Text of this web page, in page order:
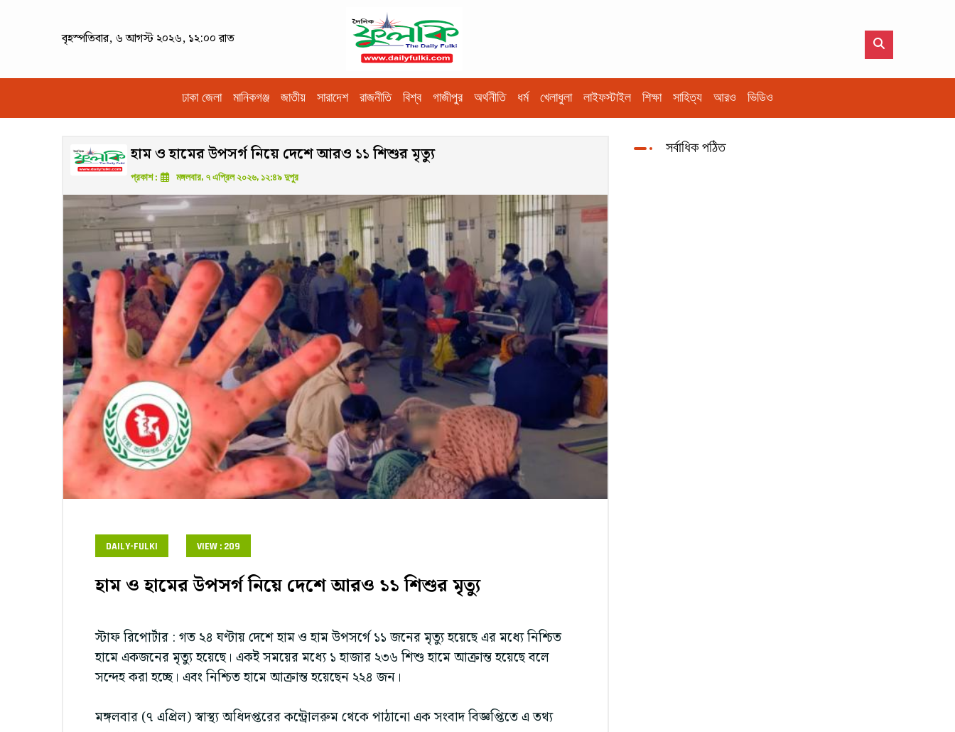
বৃহস্পতিবার, ৬ আগস্ট ২০২৬, ১২:০০ রাত
ঢাকা জেলা মানিকগঞ্জ জাতীয় সারাদেশ রাজনীতি বিশ্ব গাজীপুর অর্থনীতি ধর্ম খেলাধুলা লাইফস্টাইল শিক্ষা সাহিত্য আরও ভিডিও
হাম ও হামের উপসর্গ নিয়ে দেশে আরও ১১ শিশুর মৃত্যু
প্রকাশ : মঙ্গলবার, ৭ এপ্রিল ২০২৬, ১২:৪৯ দুপুর
DAILY-FULKI VIEW : 209
হাম ও হামের উপসর্গ নিয়ে দেশে আরও ১১ শিশুর মৃত্যু
স্টাফ রিপোর্টার : গত ২৪ ঘণ্টায় দেশে হাম ও হাম উপসর্গে ১১ জনের মৃত্যু হয়েছে এর মধ্যে নিশ্চিত
হামে একজনের মৃত্যু হয়েছে। একই সময়ের মধ্যে ১ হাজার ২৩৬ শিশু হামে আক্রান্ত হয়েছে বলে
সন্দেহ করা হচ্ছে। এবং নিশ্চিত হামে আক্রান্ত হয়েছেন ২২৪ জন।
মঙ্গলবার (৭ এপ্রিল) স্বাস্থ্য অধিদপ্তরের কন্ট্রোলরুম থেকে পাঠানো এক সংবাদ বিজ্ঞপ্তিতে এ তথ্য
সর্বাধিক পঠিত